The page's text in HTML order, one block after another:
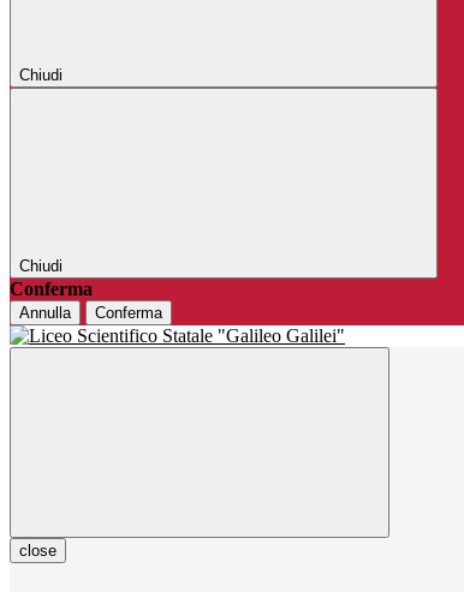
Chiudi
Chiudi
Conferma
Annulla Conferma
close